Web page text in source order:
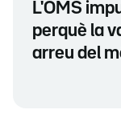
L'OMS
perquè la
arreu del